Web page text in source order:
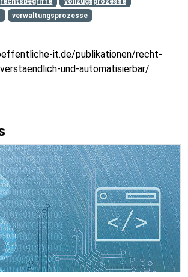
verwaltungsprozesse
it.de/publikationen/recht-
und-automatisierbar/